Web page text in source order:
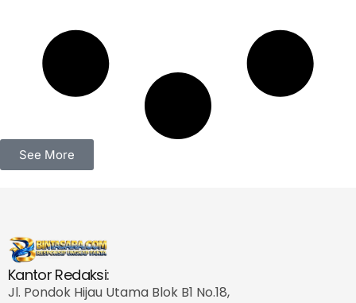
See More
Kantor Redaksi:
Jl. Pondok Hijau Utama Blok B1 No.18,